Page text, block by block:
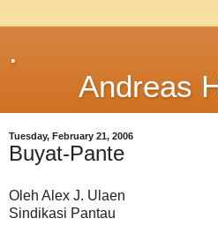
.
Andreas
Tuesday, February 21, 2006
Buyat-Pante
Oleh Alex J. Ulaen
Sindikasi Pantau